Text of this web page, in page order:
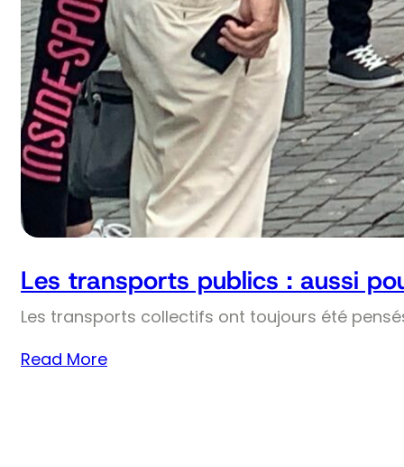
Les transports publics : aussi
Les transports collectifs ont toujours été
Read More